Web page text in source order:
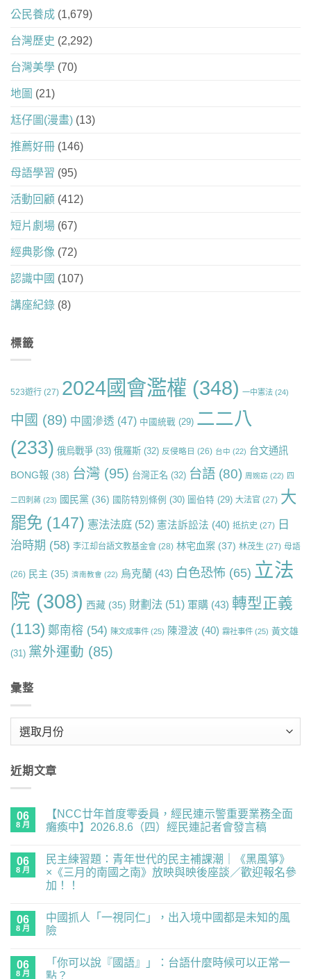
公民養成 (1,679)
台灣歷史 (2,292)
台灣美學 (70)
地圖 (21)
尪仔圖(漫畫) (13)
推薦好冊 (146)
母語學習 (95)
活動回顧 (412)
短片劇場 (67)
經典影像 (72)
認識中國 (107)
講座紀錄 (8)
標籤
523遊行 (27) 2024國會濫權 (348) 一中憲法 (24)
中國 (89) 中國滲透 (47) 中國統戰 (29) 二二八
(233) 俄烏戰爭 (33) 俄羅斯 (32) 反侵略日 (26) 台中 (22) 台文通訊
BONG報 (38) 台灣 (95) 台灣正名 (32) 台語 (80) 周婉窈 (22) 四
二四刺蔣 (23) 國民黨 (36) 國防特別條例 (30) 圖伯特 (29) 大法官 (27) 大
罷免 (147) 憲法法庭 (52) 憲法訴訟法 (40) 抵抗史 (27) 日
治時期 (58) 李江却台語文教基金會 (28) 林宅血案 (37) 林茂生 (27) 母語
(26) 民主 (35) 濟南教會 (22) 烏克蘭 (43) 白色恐怖 (65) 立法
院 (308) 西藏 (35) 財劃法 (51) 軍購 (43) 轉型正義
(113) 鄭南榕 (54) 陳文成事件 (25) 陳澄波 (40) 霧社事件 (25) 黃文雄
(31) 黨外運動 (85)
彙整
近期文章
06
8 月
【NCC廿年首度零委員，經民連示警重要業務全面
癱瘓中】2026.8.6（四）經民連記者會發言稿
廿
首
度
員，
經
民
要
留
言
06
8 月
民主練習題：青年世代的民主補課潮｜《黑風箏》
×《三月的南國之南》放映與映後座談／歡迎報名參
加！！
主
練
習
世
留
言
06
8 月
中國抓人「一視同仁」，出入境中國都是未知的風
險
抓
言
06
8 月
「你可以說『國語』」：台語什麼時候可以正常一
點？